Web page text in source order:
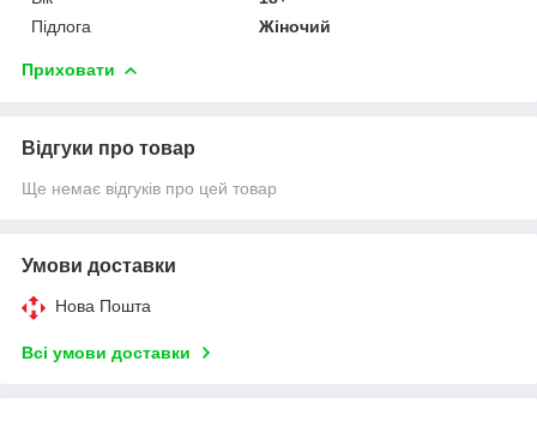
Підлога
Жіночий
Приховати
Відгуки про товар
Ще немає відгуків про цей товар
Умови доставки
Нова Пошта
Всі умови доставки